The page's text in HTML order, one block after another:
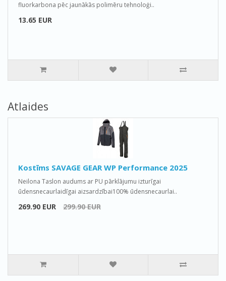
fluorkarbona pēc jaunākās polimēru tehnoloģi..
13.65 EUR
Atlaides
Kostīms SAVAGE GEAR WP Performance 2025
Neilona Taslon audums ar PU pārklājumu izturīgai
ūdensnecaurlaidīgai aizsardzībai100% ūdensnecaurlai..
269.90 EUR 299.90 EUR